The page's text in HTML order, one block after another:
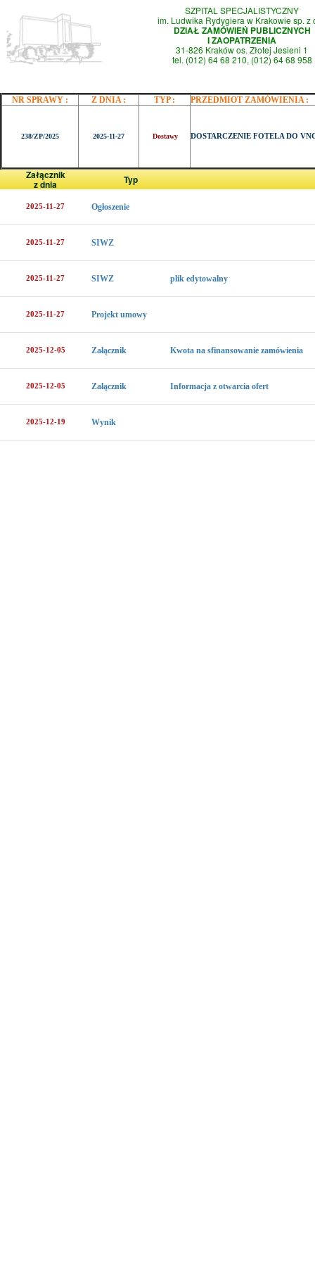
SZPITAL SPECJALISTYCZNY
im. Ludwika Rydygiera w Krakowie sp. z
DZIAŁ ZAMÓWIEŃ PUBLICZNYCH
I ZAOPATRZENIA
31-826 Kraków os. Złotej Jesieni 1
tel. (012) 64 68 210, (012) 64 68 958
NR SPRAWY : Z DNIA : TYP : PRZEDMIOT ZAMÓWIENIA :
238/ZP/2025 2025-11-27 Dostawy DOSTARCZENIE FOTELA DO
Załącznik
z dnia Typ
2025-11-27 Ogłoszenie
2025-11-27 SIWZ
2025-11-27 SIWZ plik edytowalny
2025-11-27 Projekt umowy
2025-12-05 Załącznik Kwota na sfinansowanie zamówienia
2025-12-05 Załącznik Informacja z otwarcia ofert
2025-12-19 Wynik